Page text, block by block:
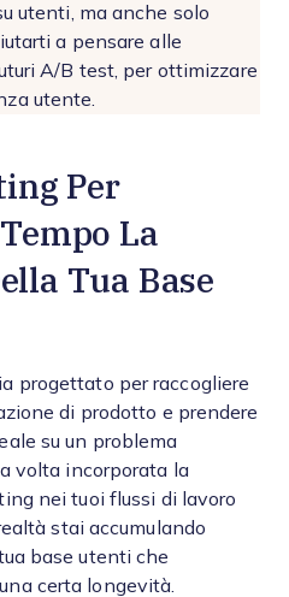
utenti, ma anche solo
a pensare alle
A/B test, per ottimizzare
utente.
Per
La
Tua Base
progettato per raccogliere
di prodotto e prendere
su un problema
volta incorporata la
nei tuoi flussi di lavoro
stai accumulando
base utenti che
certa longevità.